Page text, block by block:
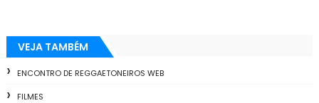
VEJA TAMBÉM
ENCONTRO DE REGGAETONEIROS WEB
FILMES